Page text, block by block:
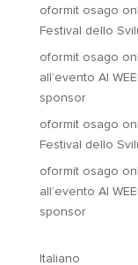
oformit osago
Festival dello
oformit osago
all’evento AI
sponsor
oformit osago
Festival dello
oformit osago
all’evento AI
sponsor
Italiano